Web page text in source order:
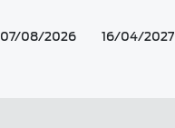
07/08/2026 16/04/2027